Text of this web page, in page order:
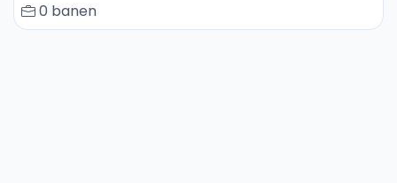
0 banen